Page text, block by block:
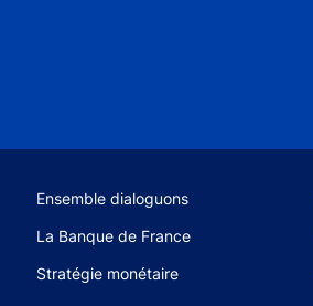
Site navigation
Ensemble dialoguons
La Banque de France
Stratégie monétaire